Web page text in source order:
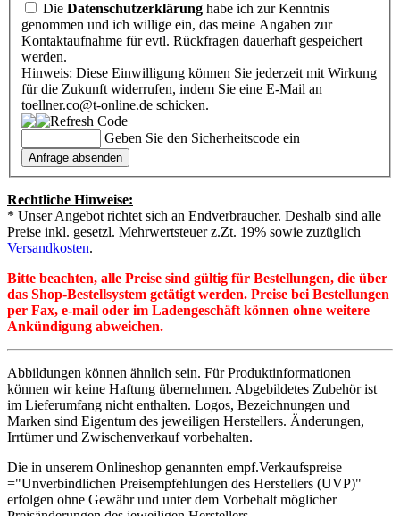
Die Datenschutzerklärung habe ich zur Kenntnis
genommen und ich willige ein, das meine Angaben zur
Kontaktaufnahme für evtl. Rückfragen dauerhaft gespeichert
werden.
Hinweis: Diese Einwilligung können Sie jederzeit mit Wirkung
für die Zukunft widerrufen, indem Sie eine E-Mail an
toellner.co@t-online.de schicken.
Geben Sie den Sicherheitscode ein
Rechtliche Hinweise:
* Unser Angebot richtet sich an Endverbraucher. Deshalb sind alle
Preise inkl. gesetzl. Mehrwertsteuer z.Zt. 19% sowie zuzüglich
Versandkosten.
Bitte beachten, alle Preise sind gültig für Bestellungen, die über
das Shop-Bestellsystem getätigt werden. Preise bei Bestellungen
per Fax, e-mail oder im Ladengeschäft können ohne weitere
Ankündigung abweichen.
Abbildungen können ähnlich sein. Für Produktinformationen
können wir keine Haftung übernehmen. Abgebildetes Zubehör ist
im Lieferumfang nicht enthalten. Logos, Bezeichnungen und
Marken sind Eigentum des jeweiligen Herstellers. Änderungen,
Irrtümer und Zwischenverkauf vorbehalten.
Die in unserem Onlineshop genannten empf.Verkaufspreise
="Unverbindlichen Preisempfehlungen des Herstellers (UVP)"
erfolgen ohne Gewähr und unter dem Vorbehalt möglicher